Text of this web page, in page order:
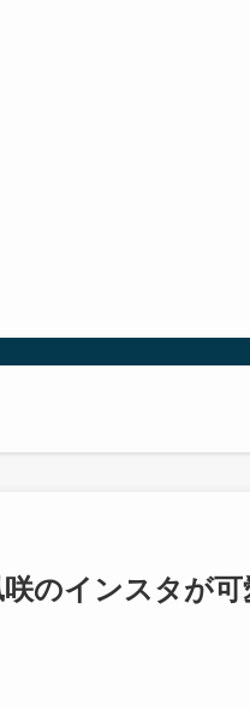
咲のインスタが